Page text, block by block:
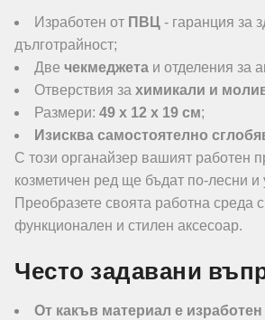
Изработен от ПВЦ - гаранция за
дълготрайност;
Две чекмеджета и отделения за
Отверствия за химикали и
Размери: 49 х 12 х 19 см;
Изисква самостоятелно
С този органайзер вашият работен
козметичен ред ще бъдат по-лесни и
Преобразете своята работна среда с
функционален и стилен аксесоар.
Често задавани
От какъв материал е